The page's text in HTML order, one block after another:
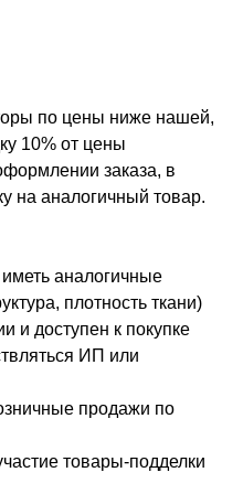
по цены ниже нашей,
10% от цены
заказа, в
на аналогичный товар.
аналогичные
плотность ткани)
и доступен к покупке
ИП или
продажи по
товары-подделки